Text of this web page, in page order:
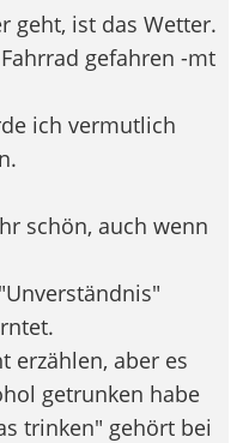
geht, ist das Wetter.
gefahren -mt
ich vermutlich
schön, auch wenn
erzählen, aber es
getrunken habe
trinken" gehört bei